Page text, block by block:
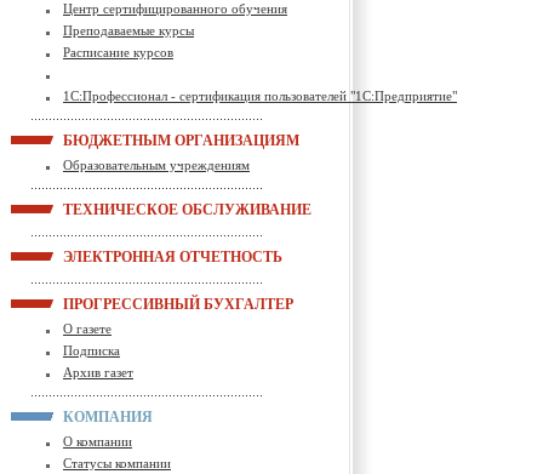
Центр сертифицированного обучения
Преподаваемые курсы
Расписание курсов
1С:Профессионал - сертификация пользователей "1С:Предприятие"
БЮДЖЕТНЫМ ОРГАНИЗАЦИЯМ
Образовательным учреждениям
ТЕХНИЧЕСКОЕ ОБСЛУЖИВАНИЕ
ЭЛЕКТРОННАЯ ОТЧЕТНОСТЬ
ПРОГРЕССИВНЫЙ БУХГАЛТЕР
О газете
Подписка
Архив газет
КОМПАНИЯ
О компании
Статусы компании